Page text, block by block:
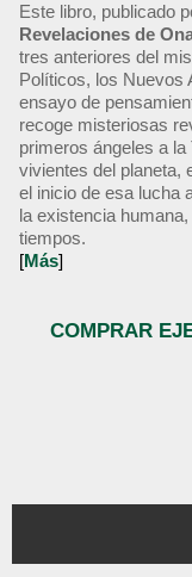
Este libro, publicado
Revelaciones de
tres anteriores del
Políticos, los Nuevos
ensayo de
recoge misteriosas
primeros ángeles a
vivientes del planeta,
el inicio de esa lucha
la existencia
tiempos.
[Más]
COMPRAR